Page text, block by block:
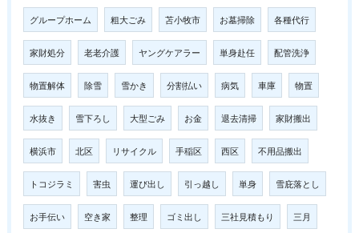
グループホーム 粗大ごみ 苫小牧市 お墓掃除 各種代行
家財処分 老老介護 ヤングケアラー 単身赴任 配管洗浄
物置解体 除雪 雪かき 分割払い 病気 車庫 物置
水抜き 雪下ろし 大型ごみ お金 退去清掃 家財搬出
横浜市 北区 リサイクル 手稲区 西区 不用品搬出
トコジラミ 害虫 運び出し 引っ越し 単身 雪庇落とし
お手伝い 空き家 整理 ゴミ出し 三社見積もり 三月